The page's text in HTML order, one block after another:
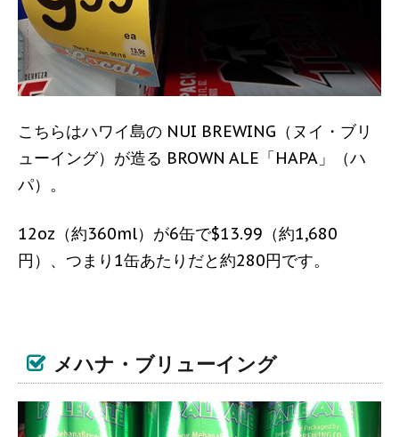
こちらはハワイ島の NUI BREWING（ヌイ・ブリ
ューイング）が造る BROWN ALE「HAPA」（ハ
パ）。
12oz（約360ml）が6缶で$13.99（約1,680
円）、つまり1缶あたりだと約280円です。
メハナ・ブリューイング